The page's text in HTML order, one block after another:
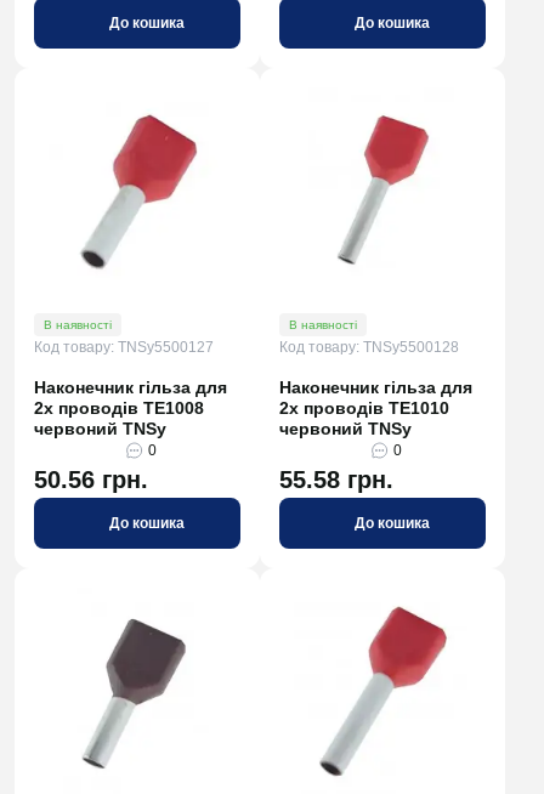
До кошика До кошика
В наявності
Код товару: TNSy5500127
Наконечник гільза для
2х проводів TE1008
червоний TNSy
0
50.56 грн.
До кошика
В наявності
Код товару: TNSy5500128
Наконечник гільза для
2х проводів TE1010
червоний TNSy
0
55.58 грн.
До кошика